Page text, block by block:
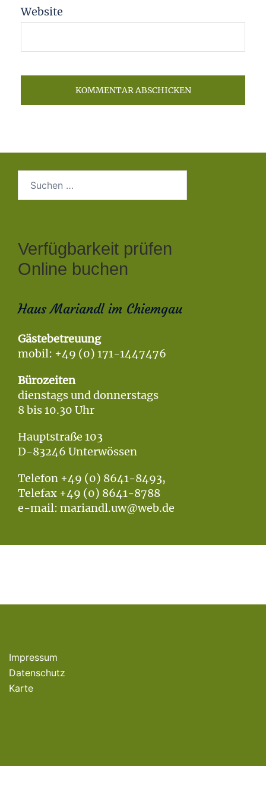
Website
Verfügbarkeit prüfen
Online buchen
Haus Mariandl im Chiemgau
Gästebetreuung
mobil: +49 (0) 171-1447476
Bürozeiten
dienstags und donnerstags
8 bis 10.30 Uhr
Hauptstraße 103
D-83246 Unterwössen
Telefon +49 (0) 8641-8493,
Telefax +49 (0) 8641-8788
e-mail: mariandl.uw@web.de
Impressum
Datenschutz
Karte